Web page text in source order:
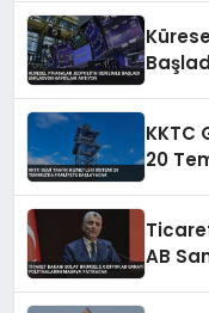
KKTC
20
AB